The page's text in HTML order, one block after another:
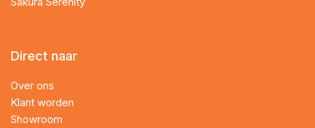
Direct naar
Over ons
Klant worden
Showroom